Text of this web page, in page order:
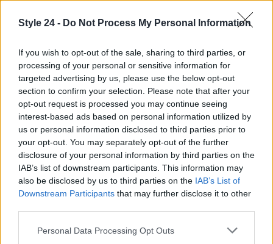
Style 24 - Do Not Process My Personal Information
If you wish to opt-out of the sale, sharing to third parties, or
processing of your personal or sensitive information for
targeted advertising by us, please use the below opt-out
section to confirm your selection. Please note that after your
opt-out request is processed you may continue seeing
interest-based ads based on personal information utilized by
us or personal information disclosed to third parties prior to
your opt-out. You may separately opt-out of the further
disclosure of your personal information by third parties on the
IAB’s list of downstream participants. This information may
also be disclosed by us to third parties on the IAB’s List of
Downstream Participants that may further disclose it to other
Please note that this website/app uses one or more Google
Personal Data Processing Opt Outs
Un tema ricorrente della giornata ècreare , inteso
come costruzione e reinterpretazione. Dalle linee
classiche alle audaci innovazioni, gli stilisti si
sfidano nel dare vita a capi che raccontano storie e
sfidano le convenzioni.2
La bellezza dell’ordinario
Un tema ricorrente della giornata ècreare, inteso
sfidano nel dare vita a capi che raccontano storie e